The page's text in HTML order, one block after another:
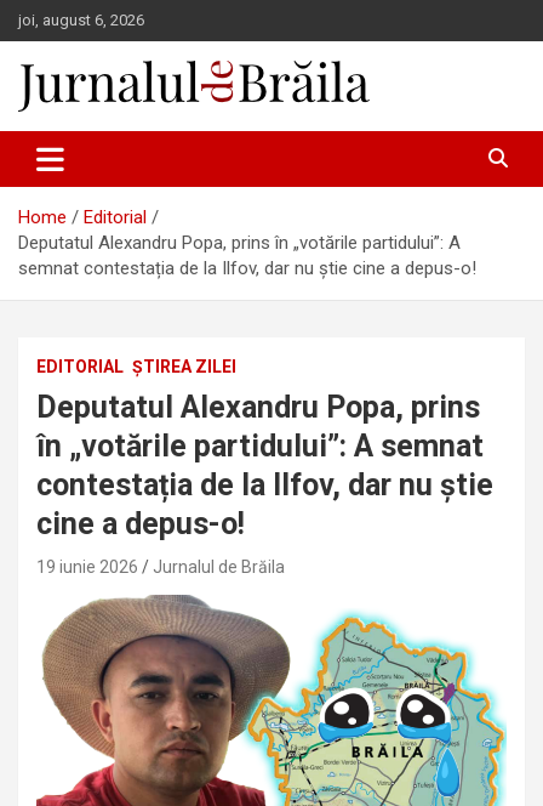
Skip
to
content
joi, august 6, 2026
Jurnalul de Brăila
Home
Editorial
Deputatul Alexandru Popa, prins în „votările partidului”: A
semnat contestația de la Ilfov, dar nu știe cine a depus-o!
EDITORIAL ȘTIREA ZILEI
Deputatul Alexandru Popa, prins
în „votările partidului”: A semnat
contestația de la Ilfov, dar nu știe
cine a depus-o!
19 iunie 2026 Jurnalul de Brăila